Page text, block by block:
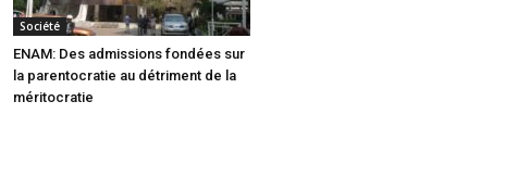
Société
ENAM: Des admissions fondées sur
la parentocratie au détriment de la
méritocratie